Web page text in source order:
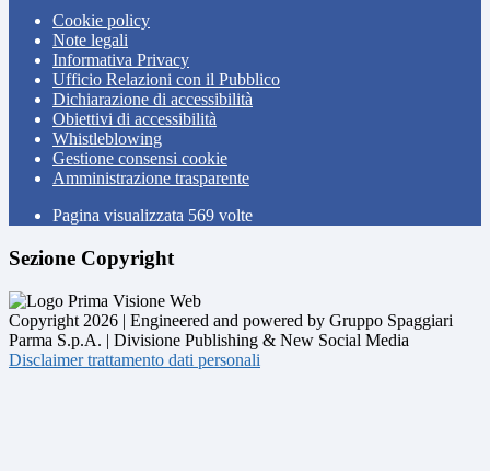
Cookie policy
Note legali
Informativa Privacy
Ufficio Relazioni con il Pubblico
Dichiarazione di accessibilità
Obiettivi di accessibilità
Whistleblowing
Gestione consensi cookie
Amministrazione trasparente
Pagina visualizzata 569 volte
Sezione Copyright
Copyright 2026 | Engineered and powered by Gruppo Spaggiari
Parma S.p.A. | Divisione Publishing & New Social Media
Disclaimer trattamento dati personali